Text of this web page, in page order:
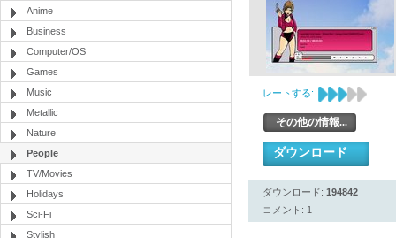
Anime
Business
Computer/OS
Games
Music
Metallic
Nature
People
TV/Movies
Holidays
Sci-Fi
Stylish
レートする:
その他の情報...
ダウンロード
ダウンロード: 194842
コメント: 1